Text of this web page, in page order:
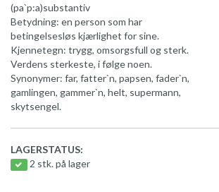
(pa`p:a)substantiv
Betydning: en person som har
betingelsesløs kjærlighet for sine.
Kjennetegn: trygg, omsorgsfull og sterk.
Verdens sterkeste, i følge noen.
Synonymer: far, fatter`n, papsen, fader`n,
gamlingen, gammer`n, helt, supermann,
skytsengel.
LAGERSTATUS:
2 stk. på lager